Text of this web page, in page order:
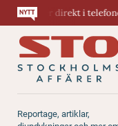
direkt i telefonen. En
Reportage, artiklar,